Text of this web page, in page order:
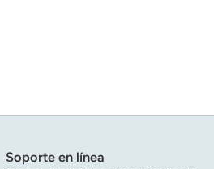
Soporte en línea